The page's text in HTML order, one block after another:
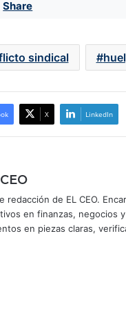
Share
sindical
X LinkedIn
redacción de EL CEO.
en finanzas, negocios
en piezas claras,